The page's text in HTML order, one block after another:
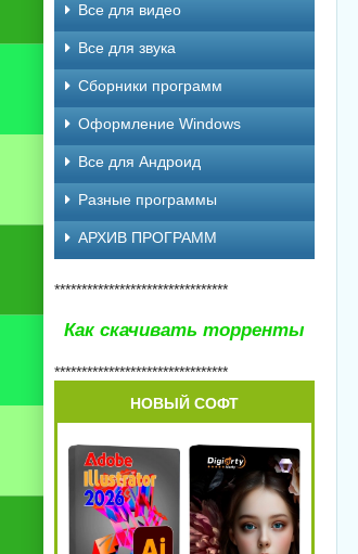
Все для видео
Все для звука
Сборники программ
Оформление Windows
Все для Андроид
Разные программы
АРХИВ ПРОГРАММ
********************************
Как скачивать торренты
********************************
НОВЫЙ СОФТ